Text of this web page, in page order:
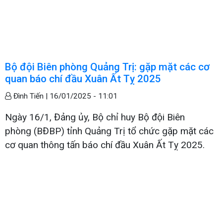
Bộ đội Biên phòng Quảng Trị: gặp mặt các cơ
quan báo chí đầu Xuân Ất Tỵ 2025
Đình Tiến | 16/01/2025 - 11:01
Ngày 16/1, Đảng ủy, Bộ chỉ huy Bộ đội Biên
phòng (BĐBP) tỉnh Quảng Trị tổ chức gặp mặt các
cơ quan thông tấn báo chí đầu Xuân Ất Tỵ 2025.